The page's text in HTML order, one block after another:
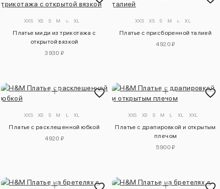
XXS XS S M L XL
Платье миди из трикотажа с
открытой вязкой
3930 ₽
XXS XS S M L XL
Платье с присборенной талией
4920 ₽
XXS XS S M L XL
Платье с расклешенной юбкой
4920 ₽
XXS XS S M L XL XXL
Платье с драпировкой и открытым
плечом
5900 ₽